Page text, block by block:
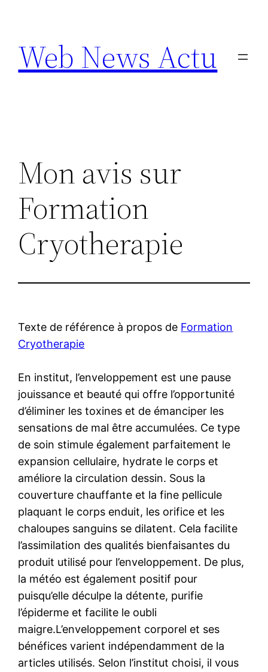
contenu
Web News Actu
Mon avis sur
Formation
Cryotherapie
Texte de référence à propos de Formation
Cryotherapie
En institut, l’enveloppement est une pause
jouissance et beauté qui offre l’opportunité
d’éliminer les toxines et de émanciper les
sensations de mal être accumulées. Ce type
de soin stimule également parfaitement le
expansion cellulaire, hydrate le corps et
améliore la circulation dessin. Sous la
couverture chauffante et la fine pellicule
plaquant le corps enduit, les orifice et les
chaloupes sanguins se dilatent. Cela facilite
l’assimilation des qualités bienfaisantes du
produit utilisé pour l’enveloppement. De plus,
la météo est également positif pour
puisqu’elle déculpe la détente, purifie
l’épiderme et facilite le oubli
maigre.L’enveloppement corporel et ses
bénéfices varient indépendamment de la
articles utilisés. Selon l’institut choisi, il vous